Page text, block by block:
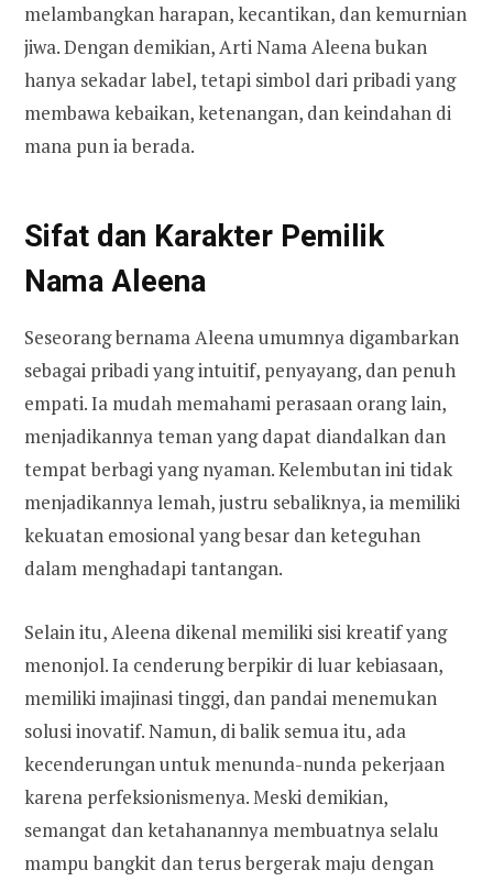
melambangkan harapan, kecantikan, dan kemurnian
jiwa. Dengan demikian, Arti Nama Aleena bukan
hanya sekadar label, tetapi simbol dari pribadi yang
membawa kebaikan, ketenangan, dan keindahan di
mana pun ia berada.
Sifat dan Karakter Pemilik
Nama Aleena
Seseorang bernama Aleena umumnya digambarkan
sebagai pribadi yang intuitif, penyayang, dan penuh
empati. Ia mudah memahami perasaan orang lain,
menjadikannya teman yang dapat diandalkan dan
tempat berbagi yang nyaman. Kelembutan ini tidak
menjadikannya lemah, justru sebaliknya, ia memiliki
kekuatan emosional yang besar dan keteguhan
dalam menghadapi tantangan.
Selain itu, Aleena dikenal memiliki sisi kreatif yang
menonjol. Ia cenderung berpikir di luar kebiasaan,
memiliki imajinasi tinggi, dan pandai menemukan
solusi inovatif. Namun, di balik semua itu, ada
kecenderungan untuk menunda-nunda pekerjaan
karena perfeksionismenya. Meski demikian,
semangat dan ketahanannya membuatnya selalu
mampu bangkit dan terus bergerak maju dengan